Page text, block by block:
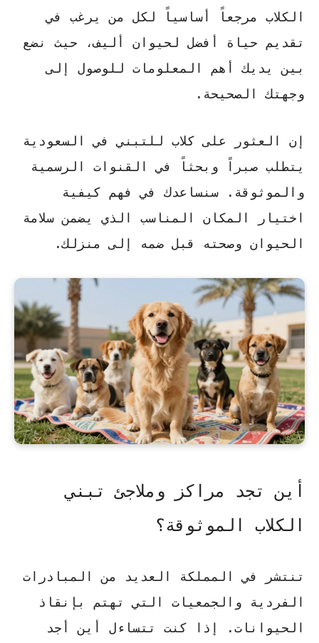
الكلاب مرجعاً أساسياً لكل من يرغب في
تقديم حياة أفضل لحيوان أليف، حيث نضع
بين يديك أهم المعلومات للوصول إلى
وجهتك الصحيحة.
إن العثور على كلاب للتبني في السعودية
يتطلب صبراً وبحثاً في القنوات الرسمية
والموثوقة. سنساعدك في فهم كيفية
اختيار المكان المناسب الذي يضمن سلامة
الحيوان وصحته قبل ضمه إلى منزلك.
أين تجد مراكز وملاجئ تبني
الكلاب الموثوقة؟
تنتشر في المملكة العديد من المبادرات
الفردية والجمعيات التي تهتم بإنقاذ
الحيوانات. إذا كنت تتساءل
أين أجد